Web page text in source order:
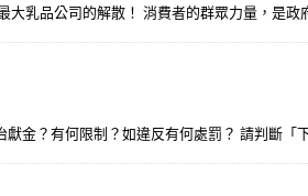
乳品公司的解散！ 消費者的群眾力量，是政
金？有何限制？如違反有何處罰？ 請判斷「